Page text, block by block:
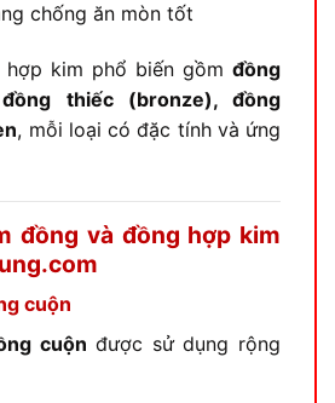
chống ăn mòn tốt
hợp kim phổ biến gồm đồng
thiếc (bronze), đồng
, mỗi loại có đặc tính và ứng
đồng và đồng hợp kim
cuộn
cuộn được sử dụng rộng